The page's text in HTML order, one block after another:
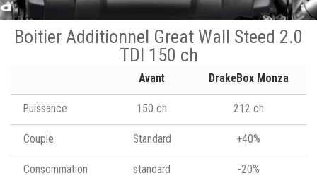
Boitier Additionnel Great Wall Steed 2.0
TDI 150 ch
Avant DrakeBox Monza
Puissance 150 ch 212 ch
Couple Standard +40%
Consommation standard -20%